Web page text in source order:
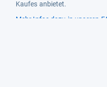
Kaufes anbietet.
Mehr Infos dazu in unseren